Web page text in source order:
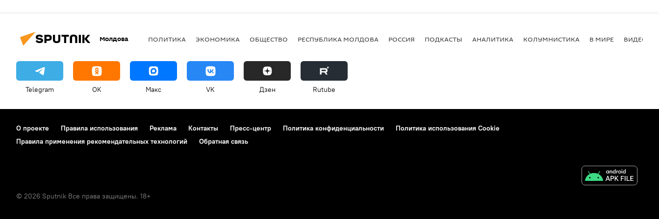
Молдова ПОЛИТИКА ЭКОНОМИКА ОБЩЕСТВО РЕСПУБЛИКА МОЛДОВА РОССИЯ ПОДКАСТЫ АНАЛИТИКА КОЛУМНИСТИКА В МИРЕ ВИДЕО
Telegram OK Макс VK Дзен Rutube
О проекте Правила использования Реклама Контакты Пресс-центр Политика конфиденциальности
Политика использования Cookie
Правила применения рекомендательных технологий
Обратная связь
© 2026 Sputnik Все права защищены. 18+